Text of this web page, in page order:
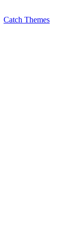
Catch Themes